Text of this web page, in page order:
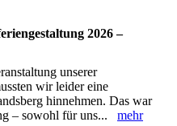
2026 –
unserer
wir leider eine
hinnehmen. Das war
– sowohl für uns... mehr